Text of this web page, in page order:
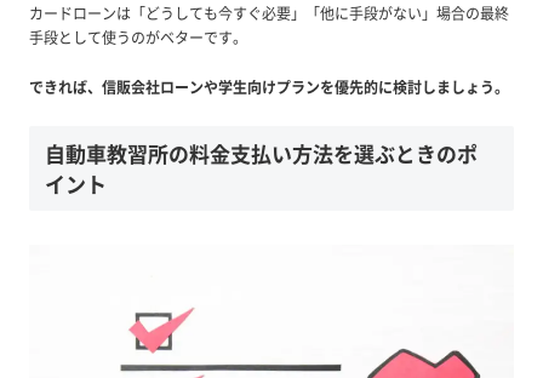
カードローンは「どうしても今すぐ必要」「他に手段がない」場合の最終
手段として使うのがベターです。
できれば、信販会社ローンや学生向けプランを優先的に検討しましょう。
自動車教習所の料金支払い方法を選ぶときのポ
イント